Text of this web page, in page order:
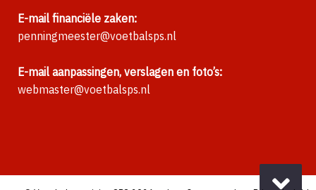
E-mail financiële zaken:
penningmeester@voetbalsps.nl
E-mail aanpassingen, verslagen en foto’s:
webmaster@voetbalsps.nl